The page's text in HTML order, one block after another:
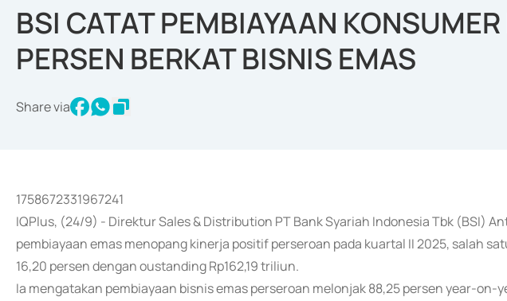
BSI CATAT PEMBIAYAAN
PERSEN BERKAT BISNIS EMAS
Share via
1758672331967241
IQPlus, (24/9) - Direktur Sales & Distribution PT Bank Syariah Indonesia Tbk (BSI)
pembiayaan emas menopang kinerja positif perseroan pada kuartal II 2025, salah
16,20 persen dengan oustanding Rp162,19 triliun.
Ia mengatakan pembiayaan bisnis emas perseroan melonjak 88,25 persen year-on-